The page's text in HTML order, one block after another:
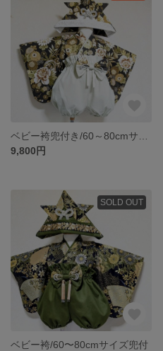
9,800円
SOLD OUT
ベビー袴/60〜80cmサイズ兜付